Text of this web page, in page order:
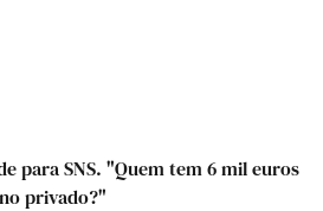
para SNS. "Quem tem 6 mil euros
privado?"